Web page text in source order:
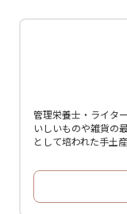
管理栄養士・ライタ
いしいものや雑貨の
として培われた手土